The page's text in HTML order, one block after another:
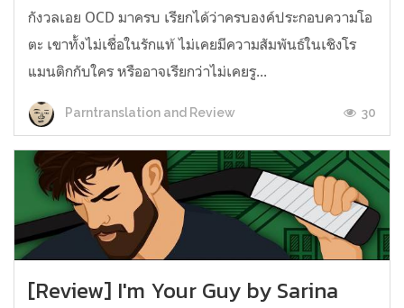
กังวลเอย OCD มาครบ เรียกได้ว่าครบองค์ประกอบความโอ
ตะ เขาทั้งไม่เชื่อในรักแท้ ไม่เคยมีความสัมพันธ์ในเชิงโร
แมนติกกับใคร หรืออาจเรียกว่าไม่เคยรู...
Parntranslation and Review 30
[Review] I'm Your Guy by Sarina